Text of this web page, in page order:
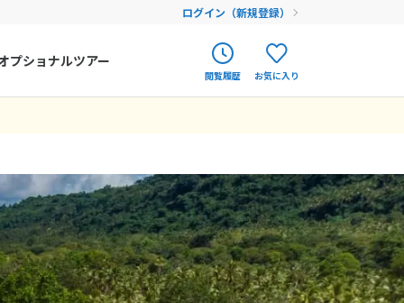
ログイン（新規登録）
アイルランド
ハンガリー
フィンランド
エストニア
プショナルツアー
閲覧履歴
履歴がありません
お気に入り
まだ登録がありません
金
土
4
5
11
12
18
19
日 月 火 水 木 金
土
1
2 3 4
5
6
7 8 9 10 11
12
13
14 15 16 17 18
19